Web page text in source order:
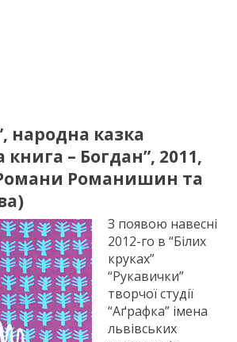
народна казка
– Богдан”, 2011,
Романи Романишин та
З появою навесні
2012-го в “Білих
круках”
“Рукавички”
творчої студії
“Аґрафка” імена
львівських